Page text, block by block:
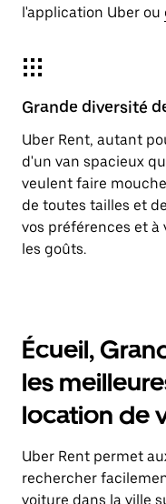
l'application Uber ou
Grande diversité
Uber Rent, autant
d'un van spacieux
veulent faire
de toutes tailles et
vos préférences et à
les goûts.
Écueil,
les
location de
Uber Rent permet
rechercher
voiture dans la ville